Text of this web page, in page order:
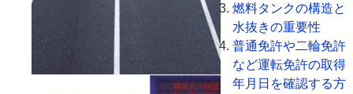
燃料タンクの構造と
水抜きの重要性
普通免許や二輪免許
など運転免許の取得
年月日を確認する方